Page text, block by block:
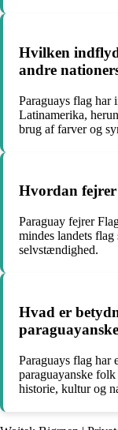
Hvilken
andre
Paraguays flag har
Latinamerika,
brug af farver og
Hvordan fejrer
Paraguay fejrer
mindes landets
selvstændighed.
Hvad er
Paraguays flag har
paraguayanske
historie, kultur og